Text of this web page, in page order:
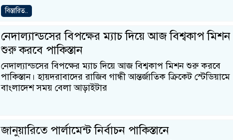
বিস্তারিত..
নেদাল্যান্ডসের বিপক্ষের ম্যাচ দিয়ে আজ বিশ্বকাপ মিশন
শুরু করবে পাকিস্তান
নেদাল্যান্ডসের বিপক্ষের ম্যাচ দিয়ে আজ বিশ্বকাপ মিশন শুরু করবে
পাকিস্তান। হায়দরাবাদের রাজিব গান্ধী আন্তর্জাতিক ক্রিকেট স্টেডিয়ামে
বাংলাদেশ সময় বেলা আড়াইটার
জানুয়ারিতে পার্লামেন্ট নির্বাচন পাকিস্তানে